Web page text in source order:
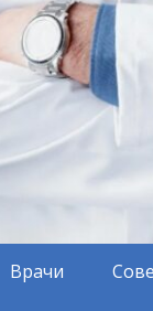
Врачи